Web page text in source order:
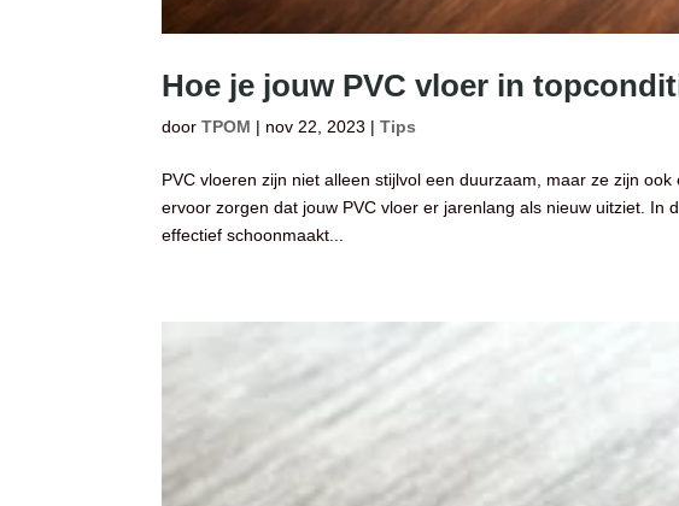
Hoe je jouw PVC vloer in
doorTPOM | nov 22, 2023 |Tips
PVC vloeren zijn niet alleen stijlvol een duurzaam, maar ze zijn
ervoor zorgen dat jouw PVC vloer er jarenlang als nieuw uitziet. In
effectief schoonmaakt...